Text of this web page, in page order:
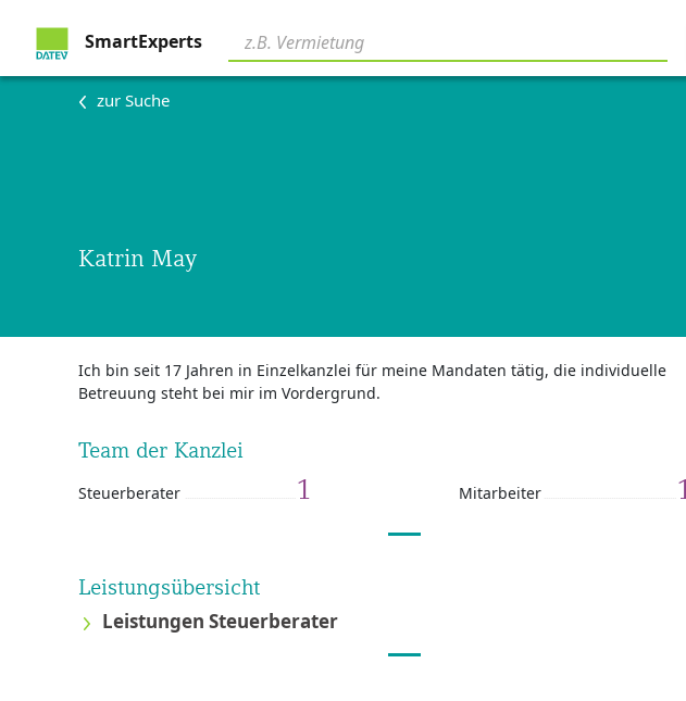
SmartExperts
zur Suche
Katrin May
Ich bin seit 17 Jahren in Einzelkanzlei für meine Mandaten tätig, die individuelle
Betreuung steht bei mir im Vordergrund.
Team der Kanzlei
Steuerberater 1 Mitarbeiter
Leistungsübersicht
Leistungen Steuerberater